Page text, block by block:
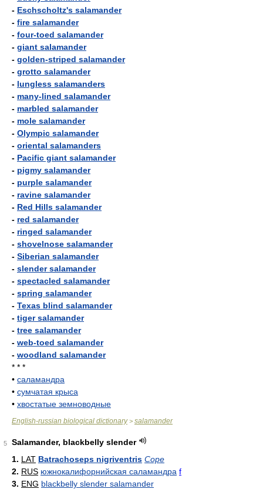
- Eschscholtz's salamander
- fire salamander
- four-toed salamander
- giant salamander
- golden-striped salamander
- grotto salamander
- lungless salamanders
- many-lined salamander
- marbled salamander
- mole salamander
- Olympic salamander
- oriental salamanders
- Pacific giant salamander
- pigmy salamander
- purple salamander
- ravine salamander
- Red Hills salamander
- red salamander
- ringed salamander
- shovelnose salamander
- Siberian salamander
- slender salamander
- spectacled salamander
- spring salamander
- Texas blind salamander
- tiger salamander
- tree salamander
- web-toed salamander
- woodland salamander
* * *
• саламандра
• сумчатая крыса
• хвостатые земноводные
English-russian biological dictionary> salamander
5
Salamander, blackbelly slender
1. LAT Batrachoseps nigriventris Cope
2. RUS южнокалифорнийская саламандра f
3. ENG blackbelly slender salamander